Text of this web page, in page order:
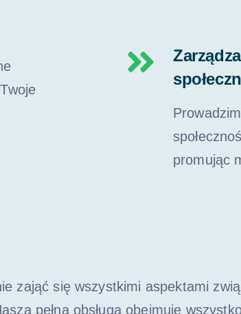
promując
zająć się wszystkimi aspektami
pełna obsługa obejmuje